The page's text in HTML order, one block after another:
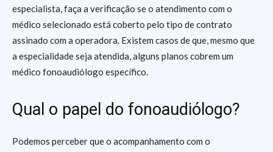
especialista, faça a verificação se o atendimento com o
médico selecionado está coberto pelo tipo de contrato
assinado com a operadora. Existem casos de que, mesmo que
a especialidade seja atendida, alguns planos cobrem um
médico fonoaudiólogo específico.
Qual o papel do fonoaudiólogo?
Podemos perceber que o acompanhamento com o